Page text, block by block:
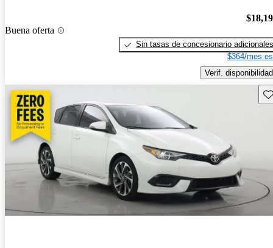
Buena oferta
Sin tasas de concesionario adicionales
$364/mes
Verif. disponibilidad